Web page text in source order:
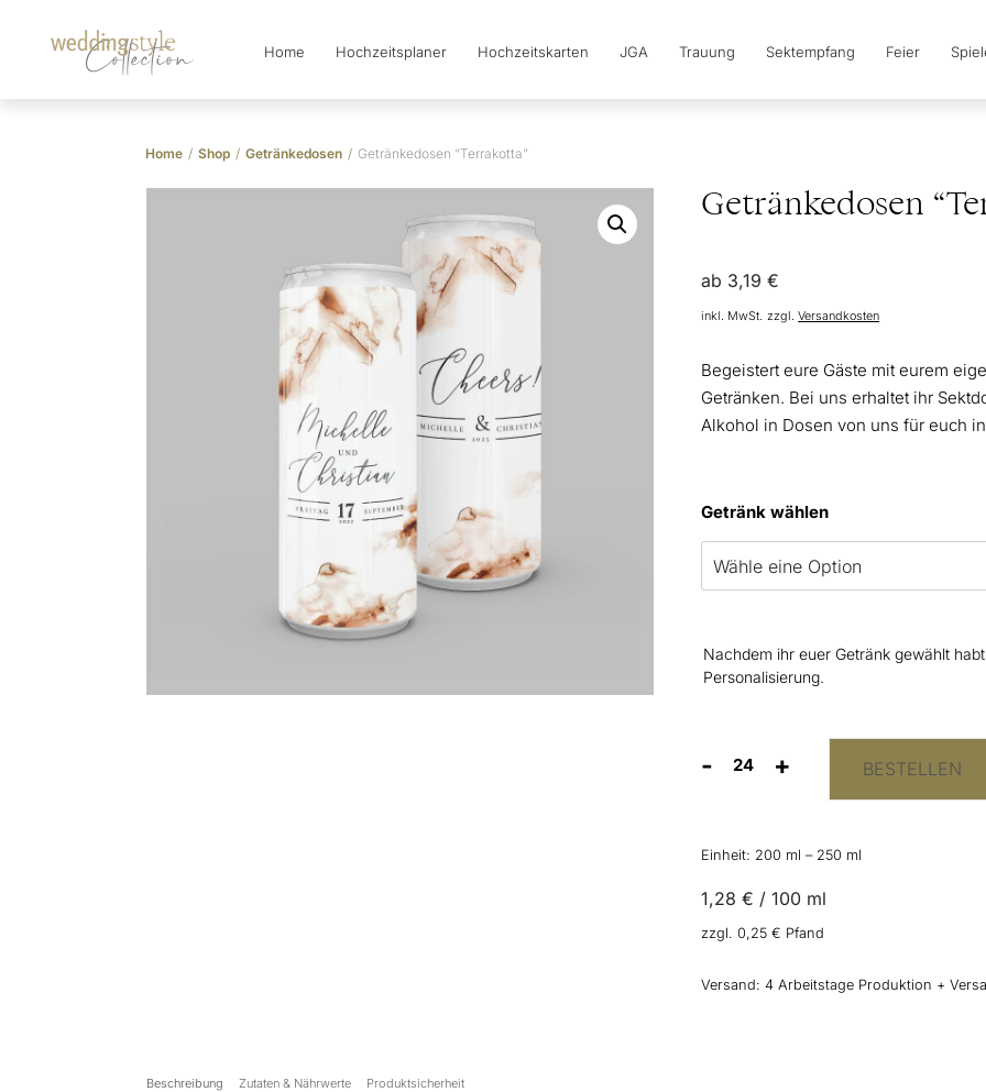
Collection Home Hochzeitsplaner Hochzeitskarten JGA Trauung Sektempfang Feier
Home / Shop / Getränkedosen / Getränkedosen “Terrakotta”
Getränkedosen
ab 3,19€
inkl. MwSt. zzgl.Versandkosten
Begeistert eure Gäste mit eurem
Getränken. Bei uns erhaltet ihr
Alkohol in Dosen von uns für euch
Getränk wählen
Nachdem ihr euer Getränk gewählt
Personalisierung.
-
Getränkedosen
+ BESTELLEN
Einheit: 200 ml – 250 ml
1,28€ /100 ml
zzgl.0,25€ Pfand
Versand:4 Arbeitstage Produktion +
Beschreibung Zutaten & Nährwerte Produktsicherheit